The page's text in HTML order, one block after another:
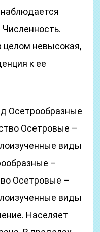
целом невысокая,
к ее
Осетрообразные
Осетровые –
виды
–
Осетровые –
виды
Населяет